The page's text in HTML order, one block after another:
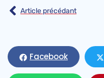
Article précédant
Facebook